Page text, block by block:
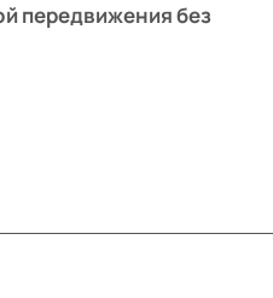
передвижения без